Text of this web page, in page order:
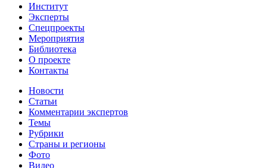
Институт
Эксперты
Спецпроекты
Мероприятия
Библиотека
О проекте
Контакты
Новости
Статьи
Комментарии экспертов
Темы
Рубрики
Страны и регионы
Фото
Видео